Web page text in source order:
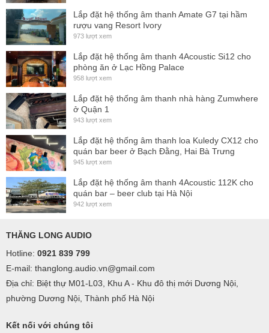
Lắp đặt hệ thống âm thanh Amate G7 tại hầm
rượu vang Resort Ivory
973 lượt xem
Lắp đặt hệ thống âm thanh 4Acoustic Si12 cho
phòng ăn ở Lạc Hồng Palace
958 lượt xem
Lắp đặt hệ thống âm thanh nhà hàng Zumwhere
ở Quận 1
943 lượt xem
Lắp đặt hệ thống âm thanh loa Kuledy CX12 cho
quán bar beer ở Bạch Đằng, Hai Bà Trưng
945 lượt xem
Lắp đặt hệ thống âm thanh 4Acoustic 112K cho
quán bar – beer club tại Hà Nội
942 lượt xem
THĂNG LONG AUDIO
Hotline: 0921 839 799
E-mail: thanglong.audio.vn@gmail.com
Địa chỉ: Biệt thự M01-L03, Khu A - Khu đô thị mới Dương Nội,
phường Dương Nội, Thành phố Hà Nội
Kết nối với chúng tôi